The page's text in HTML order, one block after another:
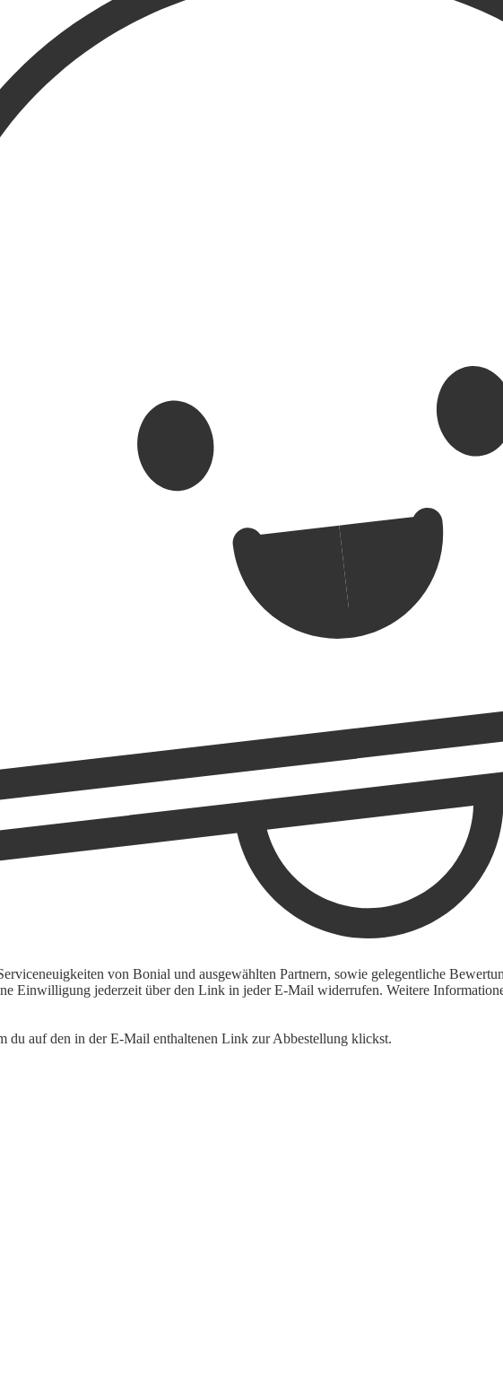
von Bonial und ausgewählten Partnern, sowie gelegentliche
Einwilligung jederzeit über den Link in jeder E-Mail widerrufen. Weitere
du auf den in der E-Mail enthaltenen Link zur Abbestellung klickst.